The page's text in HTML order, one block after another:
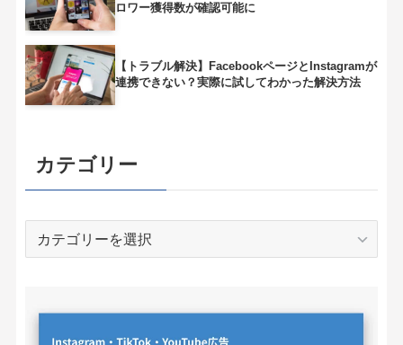
ロワー獲得数が確認可能に
【トラブル解決】FacebookページとInstagramが
連携できない？実際に試してわかった解決方法
カテゴリー
ー